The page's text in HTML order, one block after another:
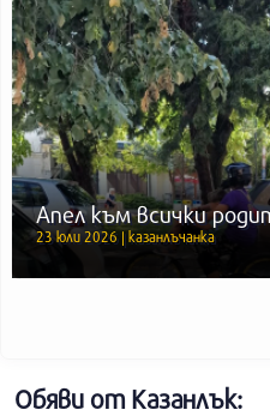
Апел към всички
23 юли 2026 | казанлъчанка
Обяви от Казанлък: